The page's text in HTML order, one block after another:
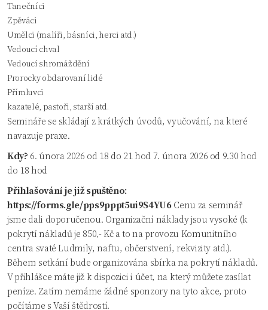
Tanečníci
Zpěváci
Umělci (malíři, básníci, herci atd.)
Vedoucí chval
Vedoucí shromáždění
Prorocky obdarovaní lidé
Přímluvci
kazatelé, pastoři, starší atd.
Semináře se skládají z krátkých úvodů, vyučování, na které
navazuje praxe.
Kdy? 6. února 2026 od 18 do 21 hod 7. února 2026 od 9.30 hod
do 18 hod
Přihlašování je již spuštěno:
https://forms.gle/pps9pppt5ui9S4YU6 Cenu za seminář
jsme dali doporučenou. Organizační náklady jsou vysoké (k
pokrytí nákladů je 850,- Kč a to na provozu Komunitního
centra svaté Ludmily, naftu, občerstvení, rekvizity atd.).
Během setkání bude organizována sbírka na pokrytí nákladů.
V přihlášce máte již k dispozici i účet, na který můžete zasílat
peníze. Zatím nemáme žádné sponzory na tyto akce, proto
počítáme s Vaší štědrostí.